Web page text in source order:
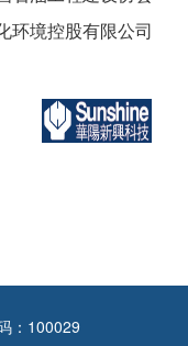
环境控股有限公司
：100029